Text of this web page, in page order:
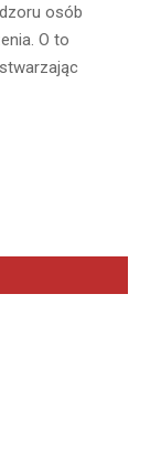
osób
O to